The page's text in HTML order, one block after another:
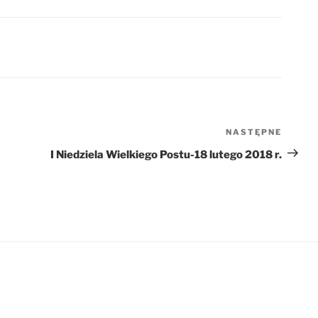
wpis
NASTĘPNE
I Niedziela Wielkiego Postu-18 lutego 2018 r.